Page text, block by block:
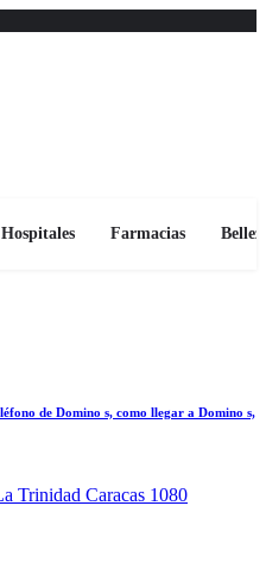
Hospitales Farmacias
de Domino s, como llegar a Domino s,
Trinidad Caracas 1080